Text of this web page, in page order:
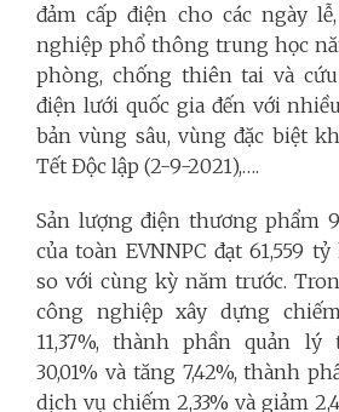
đảm cấp điện cho các ngày
nghiệp phổ thông trung học
phòng, chống thiên tai và
điện lưới quốc gia đến với
bản vùng sâu, vùng đặc biệt
Tết Độc lập (2-9-2021),….
Sản lượng điện thương phẩm
của toàn EVNNPC đạt 61,559
so với cùng kỳ năm trước.
công nghiệp xây dựng
11,37%, thành phần quản
30,01% và tăng 7,42%, thành
dịch vụ chiếm 2,33% và giảm